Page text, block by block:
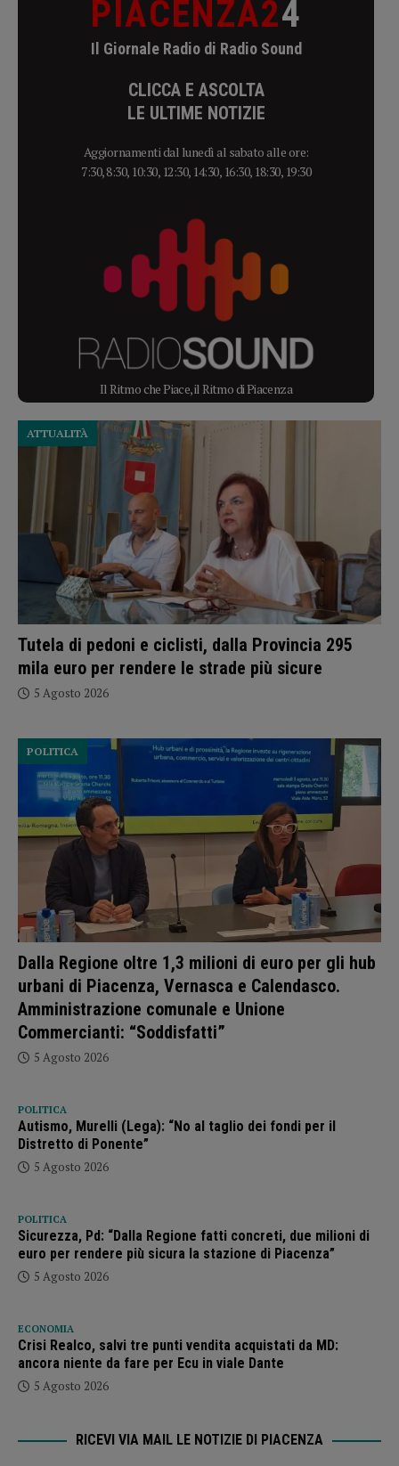
PIACENZA24
Il Giornale Radio di Radio Sound
CLICCA E ASCOLTA
LE ULTIME NOTIZIE
Aggiornamenti dal lunedì al sabato alle ore:
7:30, 8:30, 10:30, 12:30, 14:30, 16:30, 18:30, 19:30
Il Ritmo che Piace, il Ritmo di Piacenza
Tutela di pedoni e ciclisti, dalla Provincia 295
mila euro per rendere le strade più sicure
ATTUALITÀ
5 Agosto 2026
Dalla Regione oltre 1,3 milioni di euro per gli hub
urbani di Piacenza, Vernasca e Calendasco.
Amministrazione comunale e Unione
Commercianti: “Soddisfatti”
POLITICA
5 Agosto 2026
POLITICA
Autismo, Murelli (Lega): “No al taglio dei fondi per il
Distretto di Ponente”
5 Agosto 2026
POLITICA
Sicurezza, Pd: “Dalla Regione fatti concreti, due milioni di
euro per rendere più sicura la stazione di Piacenza”
5 Agosto 2026
ECONOMIA
Crisi Realco, salvi tre punti vendita acquistati da MD:
ancora niente da fare per Ecu in viale Dante
5 Agosto 2026
RICEVI VIA MAIL LE NOTIZIE DI PIACENZA